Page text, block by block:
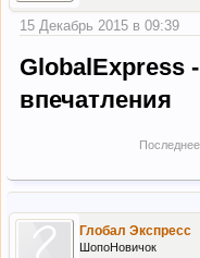
15 Декабрь 2015 в 09:39
GlobalExpress
впечатления
Глобал Экспресс
ШопоНовичок